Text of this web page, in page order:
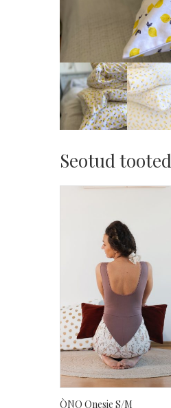
Seotud tooted
ÒNO Onesie S/M